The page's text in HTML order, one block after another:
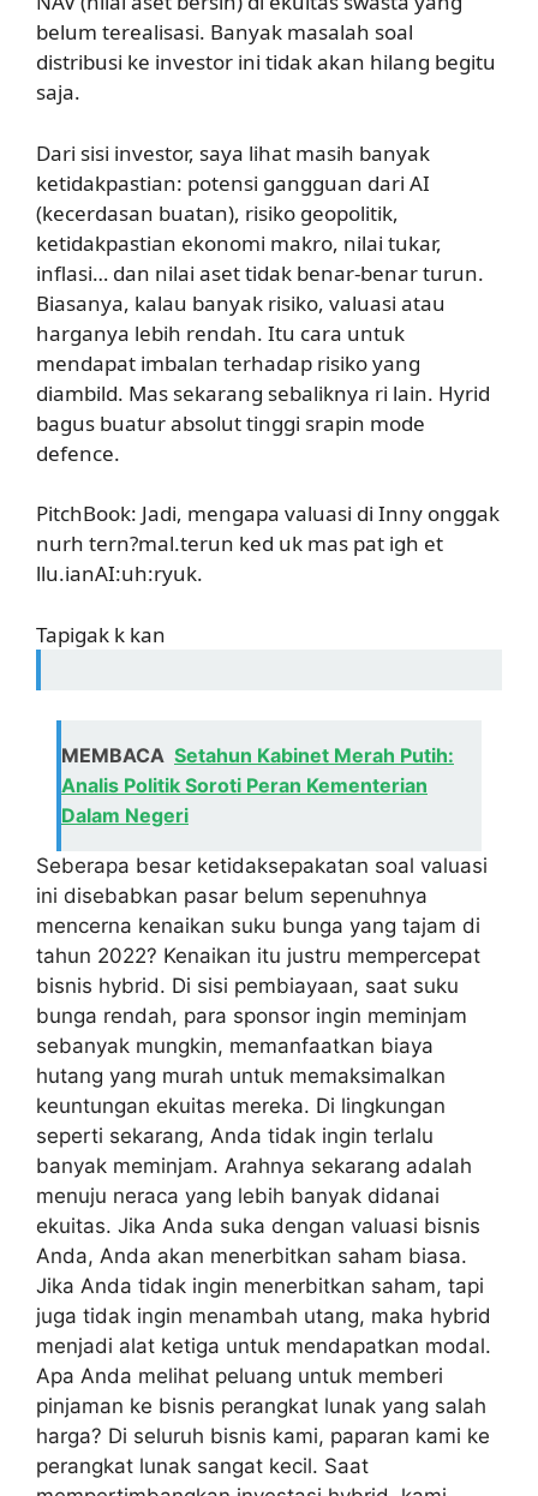
belum terealisasi. Banyak masalah soal
distribusi ke investor ini tidak akan hilang begitu
saja.
Dari sisi investor, saya lihat masih banyak
ketidakpastian: potensi gangguan dari AI
(kecerdasan buatan), risiko geopolitik,
ketidakpastian ekonomi makro, nilai tukar,
inflasi… dan nilai aset tidak benar-benar turun.
Biasanya, kalau banyak risiko, valuasi atau
harganya lebih rendah. Itu cara untuk
mendapat imbalan terhadap risiko yang
diambild. Mas sekarang sebaliknya ri lain. Hyrid
bagus buatur absolut tinggi srapin mode
defence.
PitchBook: Jadi, mengapa valuasi di Inny onggak
nurh tern?mal.terun ked uk mas pat igh et
llu.ianAI:uh:ryuk.
Tapigak k kan
MEMBACA Setahun Kabinet Merah Putih:
Analis Politik Soroti Peran Kementerian
Dalam Negeri
Seberapa besar ketidaksepakatan soal valuasi
ini disebabkan pasar belum sepenuhnya
mencerna kenaikan suku bunga yang tajam di
tahun 2022? Kenaikan itu justru mempercepat
bisnis hybrid. Di sisi pembiayaan, saat suku
bunga rendah, para sponsor ingin meminjam
sebanyak mungkin, memanfaatkan biaya
hutang yang murah untuk memaksimalkan
keuntungan ekuitas mereka. Di lingkungan
seperti sekarang, Anda tidak ingin terlalu
banyak meminjam. Arahnya sekarang adalah
menuju neraca yang lebih banyak didanai
ekuitas. Jika Anda suka dengan valuasi bisnis
Anda, Anda akan menerbitkan saham biasa.
Jika Anda tidak ingin menerbitkan saham, tapi
juga tidak ingin menambah utang, maka hybrid
menjadi alat ketiga untuk mendapatkan modal.
Apa Anda melihat peluang untuk memberi
pinjaman ke bisnis perangkat lunak yang salah
harga? Di seluruh bisnis kami, paparan kami ke
perangkat lunak sangat kecil. Saat